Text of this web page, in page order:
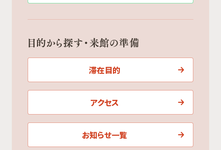
目的から探す・来館の準備
滞在目的
アクセス
お知らせ一覧